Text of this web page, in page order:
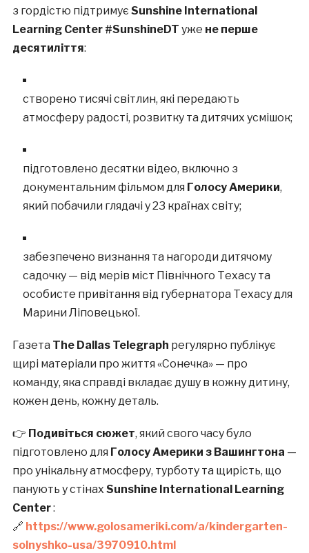
з гордістю підтримує Sunshine International
Learning Center #SunshineDT уже не перше
десятиліття:
створено тисячі світлин, які передають
атмосферу радості, розвитку та дитячих усмішок;
підготовлено десятки відео, включно з
документальним фільмом для Голосу Америки,
який побачили глядачі у 23 країнах світу;
забезпечено визнання та нагороди дитячому
садочку — від мерів міст Північного Техасу та
особисте привітання від губернатора Техасу для
Марини Ліповецької.
Газета The Dallas Telegraph регулярно публікує
щирі матеріали про життя «Сонечка» — про
команду, яка справді вкладає душу в кожну дитину,
кожен день, кожну деталь.
👉 Подивіться сюжет, який свого часу було
підготовлено для Голосу Америки з Вашингтона —
про унікальну атмосферу, турботу та щирість, що
панують у стінах Sunshine International Learning
Center:
🔗 https://www.golosameriki.com/a/kindergarten-
solnyshko-usa/3970910.html